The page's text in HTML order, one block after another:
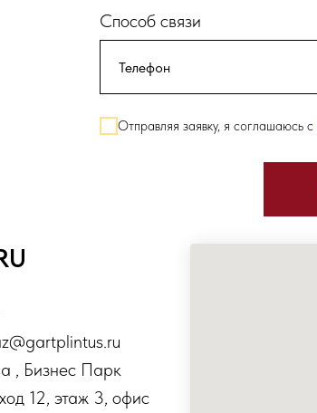
Способ связи
Отправляя заявку, я соглашаюсь с
, Бизнес Парк
12, этаж 3, офис